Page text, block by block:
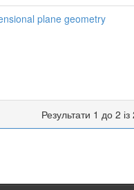
plane geometry
Результати 1 до 2 із